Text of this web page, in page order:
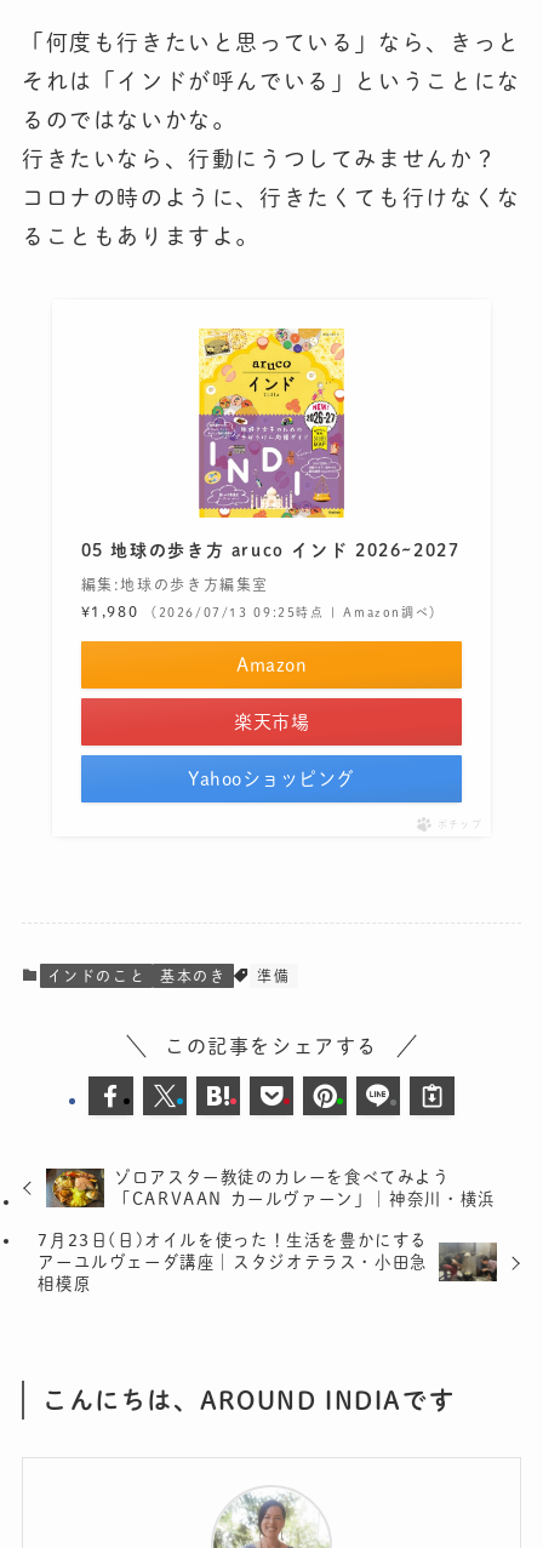
「何度も行きたいと思っている」なら、きっと
それは「インドが呼んでいる」ということにな
るのではないかな。
行きたいなら、行動にうつしてみませんか？
コロナの時のように、行きたくても行けなくな
ることもありますよ。
05 地球の歩き方 aruco インド 2026~2027
編集:地球の歩き方編集室
¥1,980
（2026/07/13 09:25時点 | Amazon調べ）
Amazon
楽天市場
Yahooショッピング
ポチップ
インドのこと 基本のき 準備
この記事をシェアする
ゾロアスター教徒のカレーを食べてみよう
「CARVAAN カールヴァーン」｜神奈川・横浜
7月23日(日)オイルを使った！生活を豊かにする
アーユルヴェーダ講座｜スタジオテラス・小田急
相模原
こんにちは、AROUND INDIAです